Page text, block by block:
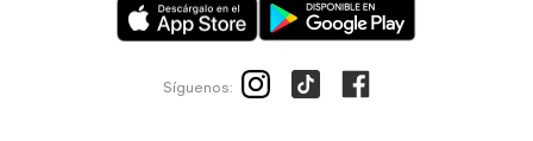
Síguenos: